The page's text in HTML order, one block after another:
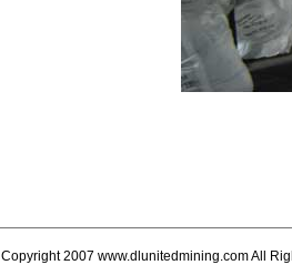
Copyright 2007 www.dlunitedmining.com All